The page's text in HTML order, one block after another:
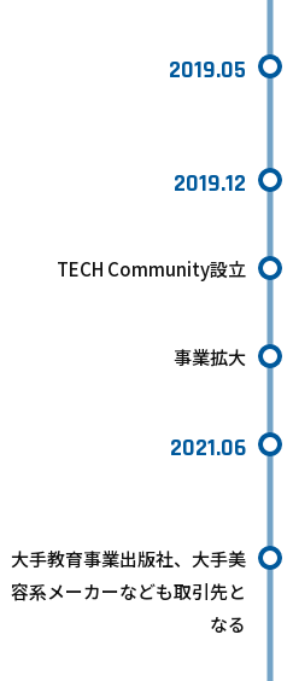
2019.05
2019.12
TECH Community設立
事業拡大
2021.06
大手教育事業出版社、大手美
容系メーカーなども取引先と
なる